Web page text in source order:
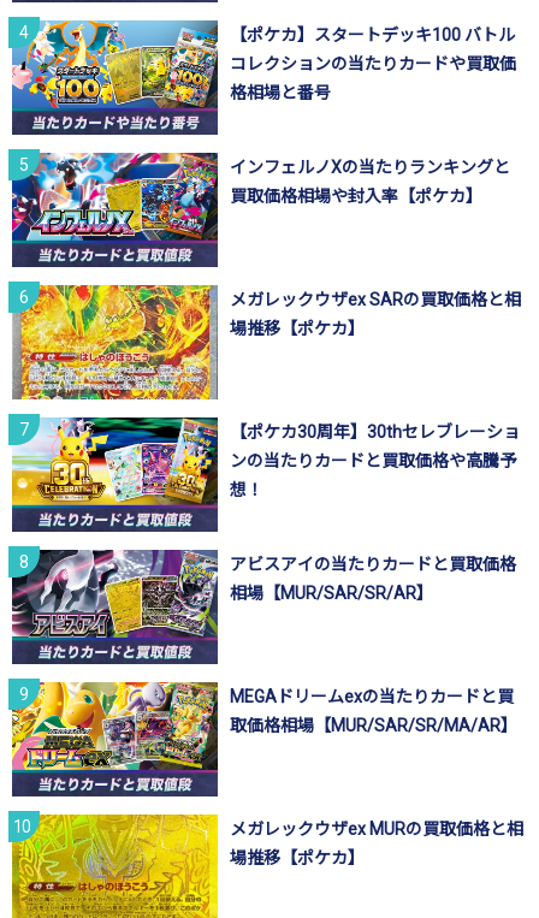
【ポケカ】スタートデッキ100 バトル
コレクションの当たりカードや買取価
格相場と番号
インフェルノXの当たりランキングと
買取価格相場や封入率【ポケカ】
メガレックウザex SARの買取価格と相
場推移【ポケカ】
【ポケカ30周年】30thセレブレーショ
ンの当たりカードと買取価格や高騰予
想！
アビスアイの当たりカードと買取価格
相場【MUR/SAR/SR/AR】
MEGAドリームexの当たりカードと買
取価格相場【MUR/SAR/SR/MA/AR】
メガレックウザex MURの買取価格と相
場推移【ポケカ】